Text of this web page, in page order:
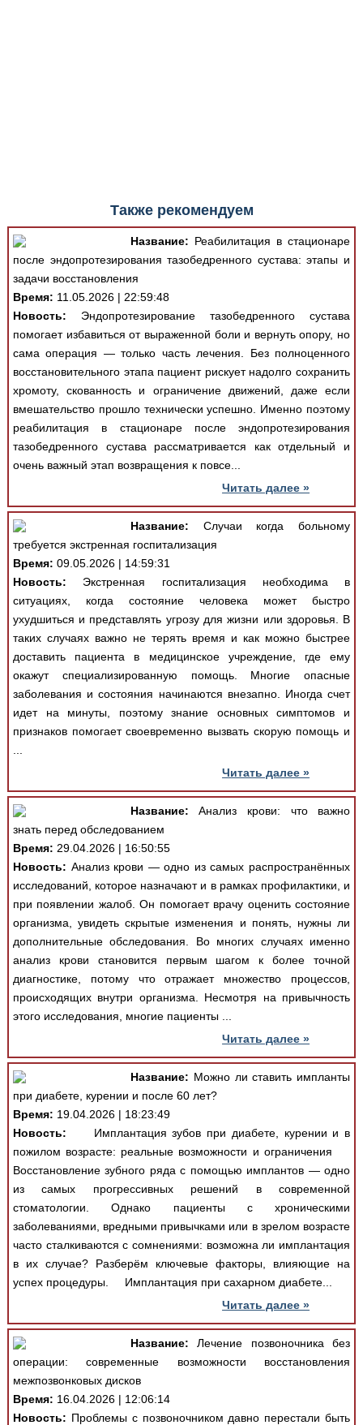
Также рекомендуем
Название: Реабилитация в стационаре
после эндопротезирования тазобедренного сустава: этапы и
задачи восстановления
Время: 11.05.2026 | 22:59:48
Новость: Эндопротезирование тазобедренного сустава
помогает избавиться от выраженной боли и вернуть опору, но
сама операция — только часть лечения. Без полноценного
восстановительного этапа пациент рискует надолго сохранить
хромоту, скованность и ограничение движений, даже если
вмешательство прошло технически успешно. Именно поэтому
реабилитация в стационаре после эндопротезирования
тазобедренного сустава рассматривается как отдельный и
очень важный этап возвращения к повсе...
Читать далее »
Название: Случаи когда больному
требуется экстренная госпитализация
Время: 09.05.2026 | 14:59:31
Новость: Экстренная госпитализация необходима в
ситуациях, когда состояние человека может быстро
ухудшиться и представлять угрозу для жизни или здоровья. В
таких случаях важно не терять время и как можно быстрее
доставить пациента в медицинское учреждение, где ему
окажут специализированную помощь. Многие опасные
заболевания и состояния начинаются внезапно. Иногда счет
идет на минуты, поэтому знание основных симптомов и
признаков помогает своевременно вызвать скорую помощь и
Читать далее »
Название: Анализ крови: что важно
знать перед обследованием
Время: 29.04.2026 | 16:50:55
Новость: Анализ крови — одно из самых распространённых
исследований, которое назначают и в рамках профилактики, и
при появлении жалоб. Он помогает врачу оценить состояние
организма, увидеть скрытые изменения и понять, нужны ли
дополнительные обследования. Во многих случаях именно
анализ крови становится первым шагом к более точной
диагностике, потому что отражает множество процессов,
происходящих внутри организма. Несмотря на привычность
этого исследования, многие пациенты ...
Читать далее »
Название: Можно ли ставить импланты
при диабете, курении и после 60 лет?
Время: 19.04.2026 | 18:23:49
Новость: Имплантация зубов при диабете, курении и в
пожилом возрасте: реальные возможности и ограничения
Восстановление зубного ряда с помощью имплантов — одно
из самых прогрессивных решений в современной
стоматологии. Однако пациенты с хроническими
заболеваниями, вредными привычками или в зрелом возрасте
часто сталкиваются с сомнениями: возможна ли имплантация
в их случае? Разберём ключевые факторы, влияющие на
успех процедуры. Имплантация при сахарном диабете...
Читать далее »
Название: Лечение позвоночника без
операции: современные возможности восстановления
межпозвонковых дисков
Время: 16.04.2026 | 12:06:14
Новость: Проблемы с позвоночником давно перестали быть